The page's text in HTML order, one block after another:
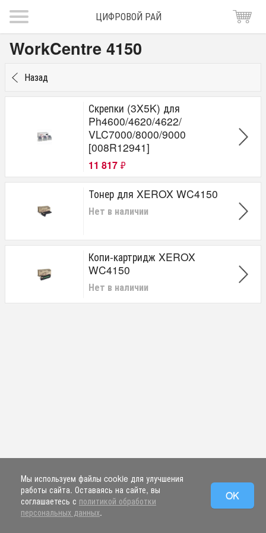
ЦИФРОВОЙ РАЙ
WorkCentre 4150
Назад
Скрепки (3X5K) для
Ph4600/4620/4622/
VLC7000/8000/9000
[008R12941]
11 817 ₽
Тонер для XEROX WC4150
Нет в наличии
Копи-картридж XEROX
WC4150
Нет в наличии
Мы используем файлы cookie для улучшения
работы сайта. Оставаясь на сайте, вы
соглашаетесь с политикой обработки
персональных данных.
OK